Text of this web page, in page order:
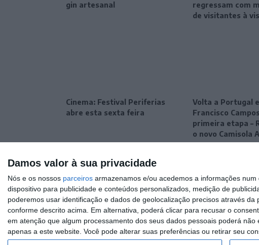
Damos valor à sua privacidade
Nós e os nossos parceiros armazenamos e/ou acedemos a informações
dispositivo para publicidade e conteúdos personalizados, medição de
poderemos usar identificação e dados de geolocalização precisos através
conforme descrito acima. Em alternativa, poderá clicar para recusar o
em atenção que algum processamento dos seus dados pessoais poderá
apenas a este website. Você pode alterar suas preferências ou retirar seu
gin artesanal
regressam com
de visitantes à
Cinema: Festival Periferias
abre esta sexta feira
Volta a Portugal
Francisco
primeira etapa –
o novo Camisola